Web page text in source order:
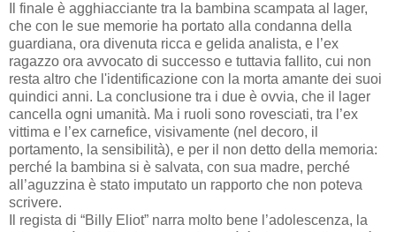
Il finale è agghiacciante tra la bambina scampata al lager,
che con le sue memorie ha portato alla condanna della
guardiana, ora divenuta ricca e gelida analista, e l’ex
ragazzo ora avvocato di successo e tuttavia fallito, cui non
resta altro che l'identificazione con la morta amante dei suoi
quindici anni. La conclusione tra i due è ovvia, che il lager
cancella ogni umanità. Ma i ruoli sono rovesciati, tra l’ex
vittima e l’ex carnefice, visivamente (nel decoro, il
portamento, la sensibilità), e per il non detto della memoria:
perché la bambina si è salvata, con sua madre, perché
all’aguzzina è stato imputato un rapporto che non poteva
scrivere.
Il regista di “Billy Eliot” narra molto bene l’adolescenza, la